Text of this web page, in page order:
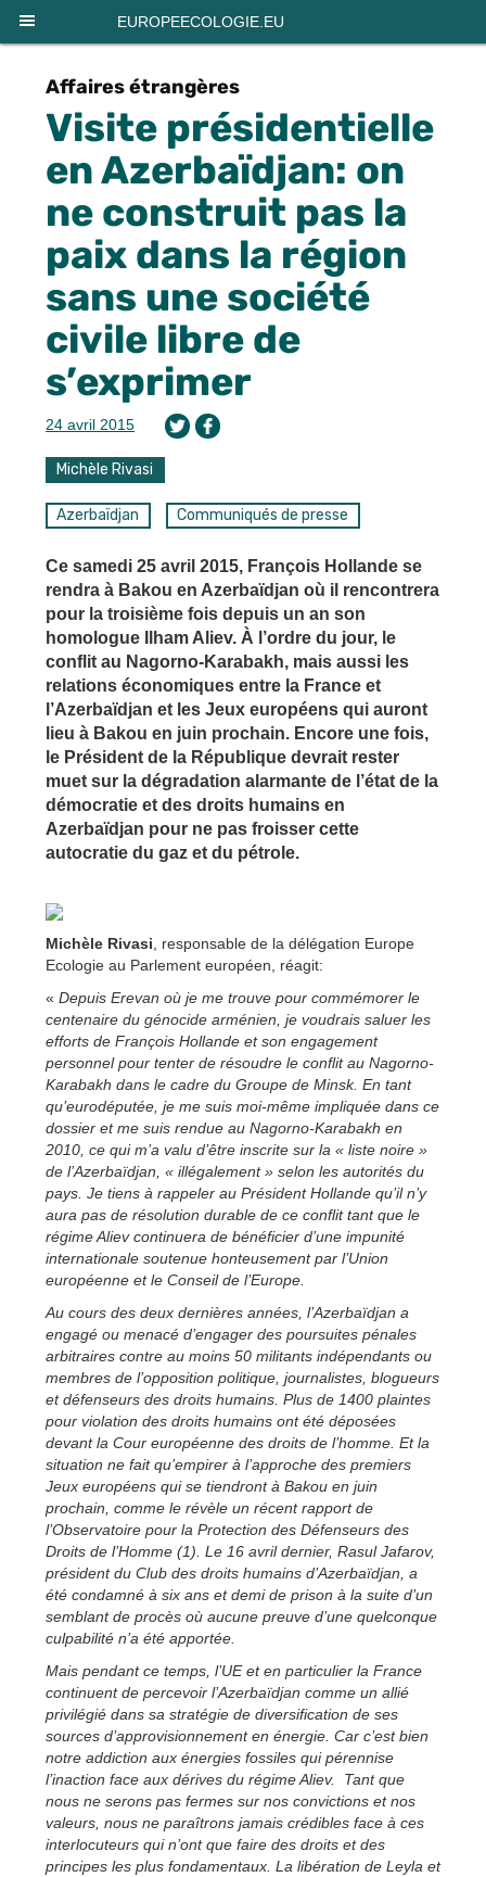
EUROPEECOLOGIE.EU
Affaires étrangères
Visite présidentielle
en Azerbaïdjan: on
ne construit pas la
paix dans la région
sans une société
civile libre de
s’exprimer
24 avril 2015
Michèle Rivasi
Azerbaïdjan Communiqués de presse
Ce samedi 25 avril 2015, François Hollande se
rendra à Bakou en Azerbaïdjan où il rencontrera
pour la troisième fois depuis un an son
homologue Ilham Aliev. À l’ordre du jour, le
conflit au Nagorno-Karabakh, mais aussi les
relations économiques entre la France et
l’Azerbaïdjan et les Jeux européens qui auront
lieu à Bakou en juin prochain. Encore une fois,
le Président de la République devrait rester
muet sur la dégradation alarmante de l’état de la
démocratie et des droits humains en
Azerbaïdjan pour ne pas froisser cette
autocratie du gaz et du pétrole.
Michèle Rivasi , responsable de la délégation Europe
Ecologie au Parlement européen, réagit:
« Depuis Erevan où je me trouve pour commémorer le
centenaire du génocide arménien, je voudrais saluer les
efforts de François Hollande et son engagement
personnel pour tenter de résoudre le conflit au Nagorno-
Karabakh dans le cadre du Groupe de Minsk. En tant
qu’eurodéputée, je me suis moi-même impliquée dans ce
dossier et me suis rendue au Nagorno-Karabakh en
2010, ce qui m’a valu d’être inscrite sur la « liste noire »
de l’Azerbaïdjan, « illégalement » selon les autorités du
pays. Je tiens à rappeler au Président Hollande qu’il n’y
aura pas de résolution durable de ce conflit tant que le
régime Aliev continuera de bénéficier d’une impunité
internationale soutenue honteusement par l’Union
européenne et le Conseil de l’Europe.
Au cours des deux dernières années, l’Azerbaïdjan a
engagé ou menacé d’engager des poursuites pénales
arbitraires contre au moins 50 militants indépendants ou
membres de l’opposition politique, journalistes, blogueurs
et défenseurs des droits humains. Plus de 1400 plaintes
pour violation des droits humains ont été déposées
devant la Cour européenne des droits de l’homme. Et la
situation ne fait qu’empirer à l’approche des premiers
Jeux européens qui se tiendront à Bakou en juin
prochain, comme le révèle un récent rapport de
l’Observatoire pour la Protection des Défenseurs des
Droits de l’Homme (1). Le 16 avril dernier, Rasul Jafarov,
président du Club des droits humains d’Azerbaïdjan, a
été condamné à six ans et demi de prison à la suite d’un
semblant de procès où aucune preuve d’une quelconque
culpabilité n’a été apportée.
Mais pendant ce temps, l’UE et en particulier la France
continuent de percevoir l’Azerbaïdjan comme un allié
privilégié dans sa stratégie de diversification de ses
sources d’approvisionnement en énergie. Car c’est bien
notre addiction aux énergies fossiles qui pérennise
l’inaction face aux dérives du régime Aliev. Tant que
nous ne serons pas fermes sur nos convictions et nos
valeurs, nous ne paraîtrons jamais crédibles face à ces
interlocuteurs qui n’ont que faire des droits et des
principes les plus fondamentaux. La libération de Leyla et